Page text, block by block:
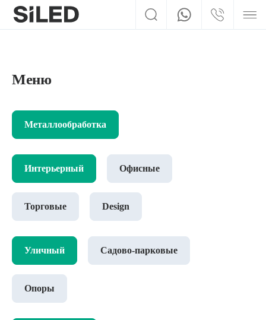
Меню
Металлообработка
Интерьерный Офисные
Торговые Design
Уличный Садово-парковые
Опоры